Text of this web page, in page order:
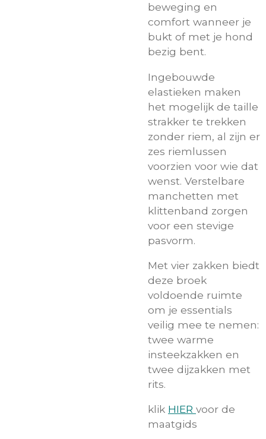
beweging en
comfort wanneer je
bukt of met je hond
bezig bent.
Ingebouwde
elastieken maken
het mogelijk de taille
strakker te trekken
zonder riem, al zijn er
zes riemlussen
voorzien voor wie dat
wenst. Verstelbare
manchetten met
klittenband zorgen
voor een stevige
pasvorm.
Met vier zakken biedt
deze broek
voldoende ruimte
om je essentials
veilig mee te nemen:
twee warme
insteekzakken en
twee dijzakken met
rits.
klik HIER voor de
maatgids